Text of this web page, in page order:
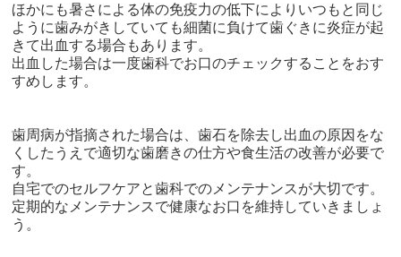
ほかにも暑さによる体の免疫力の低下によりいつもと同じ
ように歯みがきしていても細菌に負けて歯ぐきに炎症が起
きて出血する場合もあります。
出血した場合は一度歯科でお口のチェックすることをおす
すめします。
歯周病が指摘された場合は、歯石を除去し出血の原因をな
くしたうえで適切な歯磨きの仕方や食生活の改善が必要で
す。
自宅でのセルフケアと歯科でのメンテナンスが大切です。
定期的なメンテナンスで健康なお口を維持していきましょ
う。